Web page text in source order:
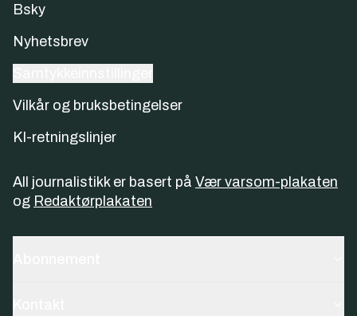
Bsky
Nyhetsbrev
Vilkår og bruksbetingelser
KI-retningslinjer
All journalistikk er basert på Vær varsom-plakaten
og Redaktørplakaten